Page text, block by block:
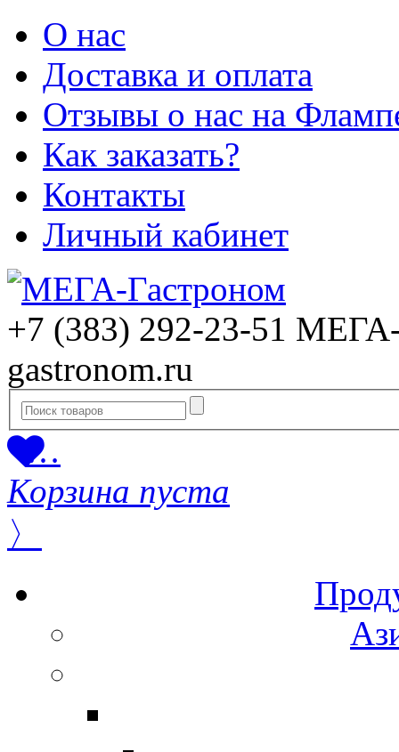
О нас
Доставка и оплата
Отзывы о нас на
Как заказать?
Контакты
Личный кабинет
+7 (383) 292-23-51 МЕГА-
gastronom.ru
…
Корзина пуста
〉